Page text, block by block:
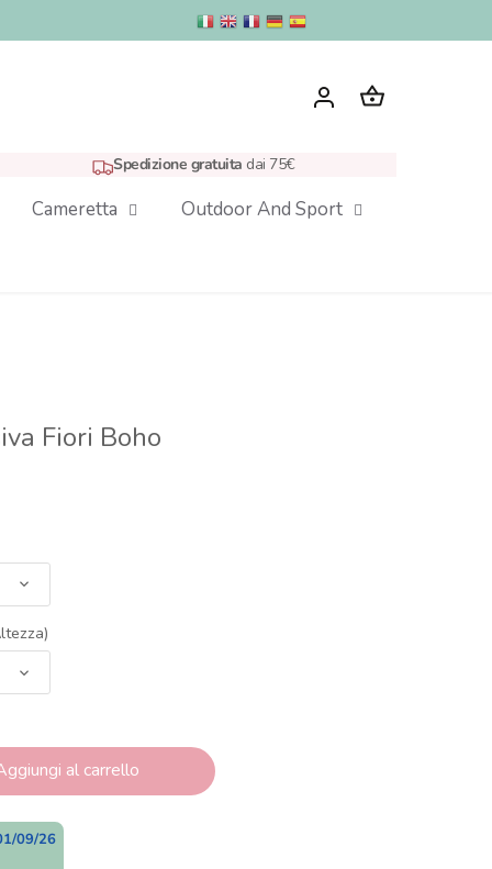
Spedizione gratuita dai 75€
Cameretta Outdoor And Sport
Fiori Boho
al carrello
09/26